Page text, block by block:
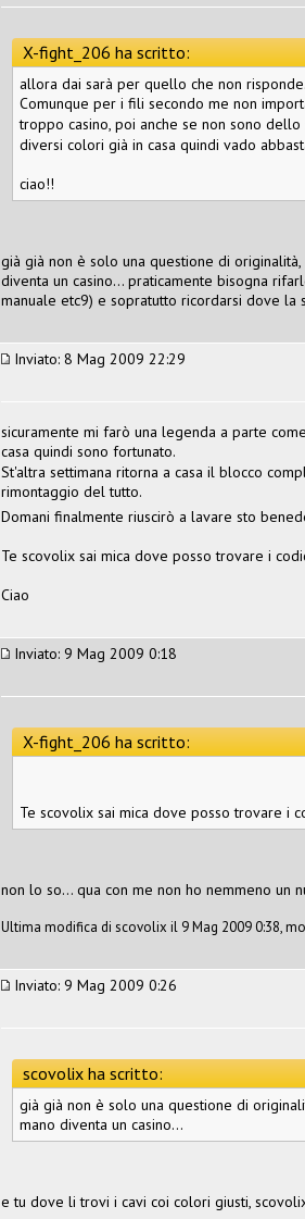
X-fight_206 ha scritto:
allora dai sarà per quello che non
Comunque per i fili secondo me non
troppo casino, poi anche se non sono
diversi colori già in casa quindi vado
ciao!!
già già non è solo una questione di
diventa un casino... praticamente bisogna
manuale etc9) e sopratutto ricordarsi dove la
Inviato: 8 Mag 2009 22:29
sicuramente mi farò una legenda a parte
casa quindi sono fortunato.
St'altra settimana ritorna a casa il blocco
rimontaggio del tutto.
Domani finalmente riuscirò a lavare sto
Te scovolix sai mica dove posso trovare i
Ciao
Inviato: 9 Mag 2009 0:18
X-fight_206 ha scritto:
Te scovolix sai mica dove posso trovare i
non lo so... qua con me non ho nemmeno un
Ultima modifica di scovolix il 9 Mag 2009 0:38,
Inviato: 9 Mag 2009 0:26
scovolix ha scritto:
già già non è solo una questione di
mano diventa un casino...
e tu dove li trovi i cavi coi colori giusti,